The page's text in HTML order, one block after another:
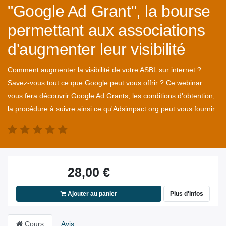
"Google Ad Grant", la bourse
permettant aux associations
d'augmenter leur visibilité
Comment augmenter la visibilité de votre ASBL sur internet ?
Savez-vous tout ce que Google peut vous offrir ? Ce webinar
vous fera découvrir Google Ad Grants, les conditions d'obtention,
la procédure à suivre ainsi ce qu'Adsimpact.org peut vous fournir.
28,00 €
Ajouter au panier Plus d'infos
Cours Avis